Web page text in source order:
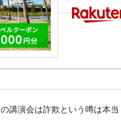
講演会は詐欺という噂は本